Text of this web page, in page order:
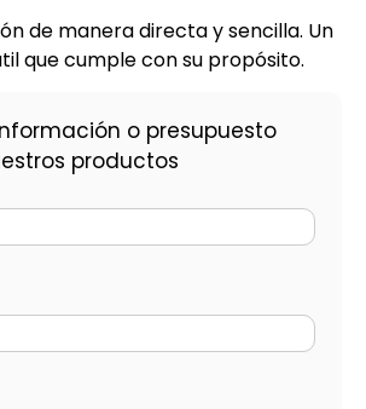
de manera directa y sencilla. Un
que cumple con su propósito.
o presupuesto
productos